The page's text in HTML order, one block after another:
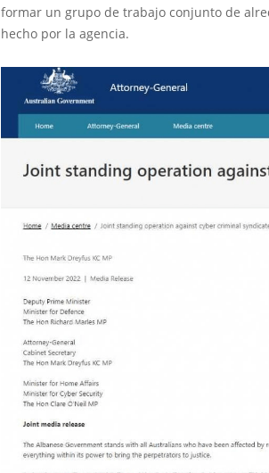
formar un grupo de trabajo conjunto de
hecho por la agencia.